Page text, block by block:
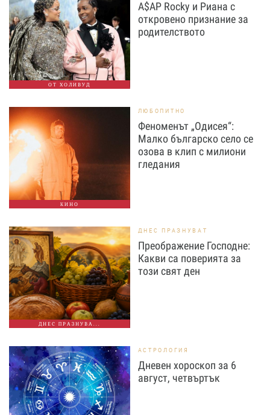
ОТ ХОЛИВУД
A$AP Rocky и Риана с
откровено признание за
родителството
КИНО
ЛЮБОПИТНО
Феноменът „Одисея“:
Малко българско село се
озова в клип с милиони
гледания
ДНЕС ПРАЗНУВА...
ДНЕС ПРАЗНУВАТ
Преображение Господне:
Какви са поверията за
този свят ден
АСТРОЛОГИЯ
Дневен хороскоп за 6
август, четвъртък